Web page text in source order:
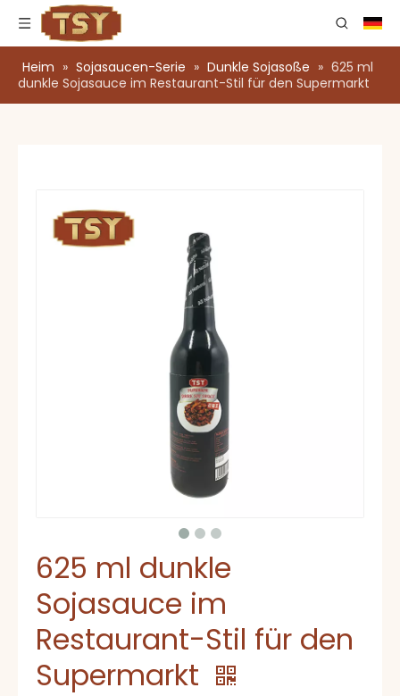
Heim » Sojasaucen-Serie » Dunkle Sojasoße » 625 ml
dunkle Sojasauce im Restaurant-Stil für den Supermarkt
625 ml dunkle
Sojasauce im
Restaurant-Stil für den
Supermarkt